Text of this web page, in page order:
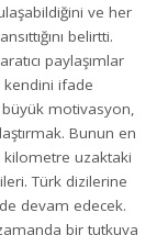
ve her
belirtti.
paylaşımlar
kendini ifade
büyük motivasyon,
Bunun en
kilometre uzaktaki
Türk dizilerine
devam edecek.
bir tutkuya